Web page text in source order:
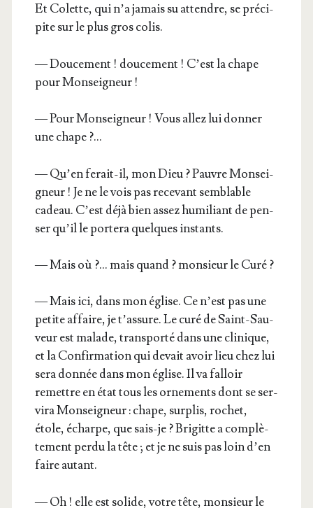
Et Colette, qui n’a jamais su attendre, se pré­ci­
pite sur le plus gros colis.
— Dou­ce­ment ! dou­ce­ment ! C’est la chape
pour Monseigneur !
— Pour Mon­sei­gneur ! Vous allez lui don­ner
une chape ?…
— Qu’en ferait-il, mon Dieu ? Pauvre Mon­sei­
gneur ! Je ne le vois pas rece­vant sem­blable
cadeau. C’est déjà bien assez humi­liant de pen­
ser qu’il le por­te­ra quelques instants.
— Mais où ?… mais quand ? mon­sieur le Curé ?
— Mais ici, dans mon église. Ce n’est pas une
petite affaire, je t’assure. Le curé de Saint-Sau­
veur est malade, trans­por­té dans une cli­nique,
et la Confir­ma­tion qui devait avoir lieu chez lui
sera don­née dans mon église. Il va fal­loir
remettre en état tous les orne­ments dont se ser­
vi­ra Mon­sei­gneur : chape, sur­plis, rochet,
étole, écharpe, que sais-je ? Bri­gitte a com­plè­
te­ment per­du la tête ; et je ne suis pas loin d’en
faire autant.
— Oh ! elle est solide, votre tête, mon­sieur le